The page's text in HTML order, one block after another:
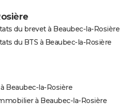
du brevet à Beaubec-la-Rosière
du BTS à Beaubec-la-Rosière
à Beaubec-la-Rosière
à Beaubec-la-Rosière